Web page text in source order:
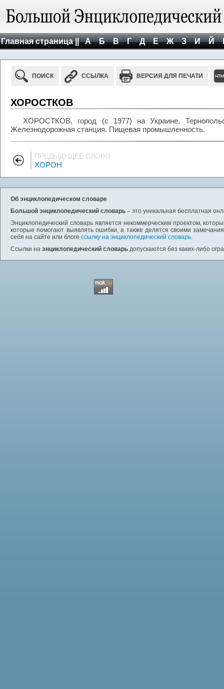
Главная страница || А Б В Г Д Е Ж З И Й
ПОИСК ССЫЛКА ВЕРСИЯ ДЛЯ ПЕЧАТИ
ХОРОСТКОВ
ХОРОСТКОВ, город (с 1977) на Украине,
Железнодорожная станция. Пищевая промышленность.
ПРЕДЫДУЩЕЕ СЛОВО
ХОРОН
Об энциклопедическом словаре
Большой энциклопедический словарь – это уникальная бесплатная
Энциклопедический словарь является некоммерческим проектом,
которые помогают выявлять ошибки, а также делятся своими
себя на сайте или блоге ссылку на энциклопедический словарь.
Ссылки на энциклопедический словарь допускаются без каких-либо